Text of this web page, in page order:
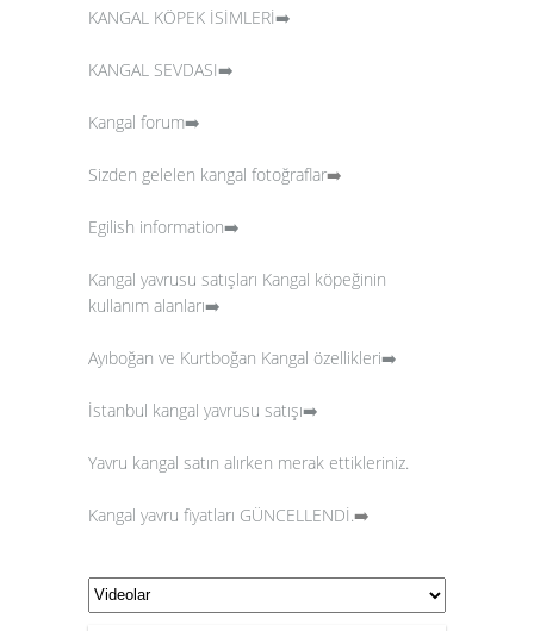
KANGAL KÖPEK İSİMLERİ➡️
KANGAL SEVDASI➡️
Kangal forum➡️
Sizden gelelen kangal fotoğraflar➡️
Egilish information➡️
Kangal yavrusu satışları Kangal köpeğinin
kullanım alanları➡️
Ayıboğan ve Kurtboğan Kangal özellikleri➡️
İstanbul kangal yavrusu satışı➡️
Yavru kangal satın alırken merak ettikleriniz.
Kangal yavru fiyatları GÜNCELLENDİ.➡️